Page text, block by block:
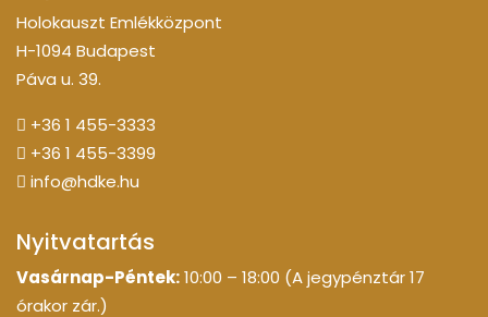
Holokauszt Emlékközpont
H-1094 Budapest
Páva u. 39.
+36 1 455-3333
+36 1 455-3399
info@hdke.hu
Nyitvatartás
Vasárnap-Péntek:10:00 – 18:00 (A jegypénztár 17
órakor zár.)